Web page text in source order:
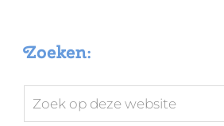
Zoeken:
Zoek
op